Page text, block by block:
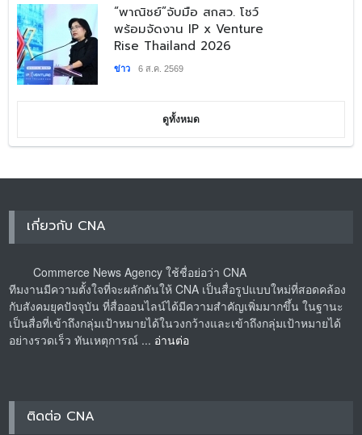
​“พาณิชย์”จับมือ สกสว. โชว์
พร้อมจัดงาน IP x Venture
Rise Thailand 2026
ข่าว 6 ส.ค. 2569
ดูทั้งหมด
เกี่ยวกับ CNA
Commerce News Agency ใช้ชื่อย่อว่า CNA
ทีมงานมีความตั้งใจที่จะผลักดันให้ CNA เป็นสื่อรูปแบบใหม่ที่สอดคล้อง
กับสังคมยุคปัจจุบัน ที่สื่อออนไลน์ได้มีความสำคัญเพิ่มมากขึ้น ในฐานะ
เป็นสื่อที่เข้าถึงกลุ่มเป้าหมายได้ในวงกว้างและเข้าถึงกลุ่มเป้าหมายได้
อย่างรวดเร็ว ทันเหตุการณ์ ... อ่านต่อ
ติดต่อ CNA